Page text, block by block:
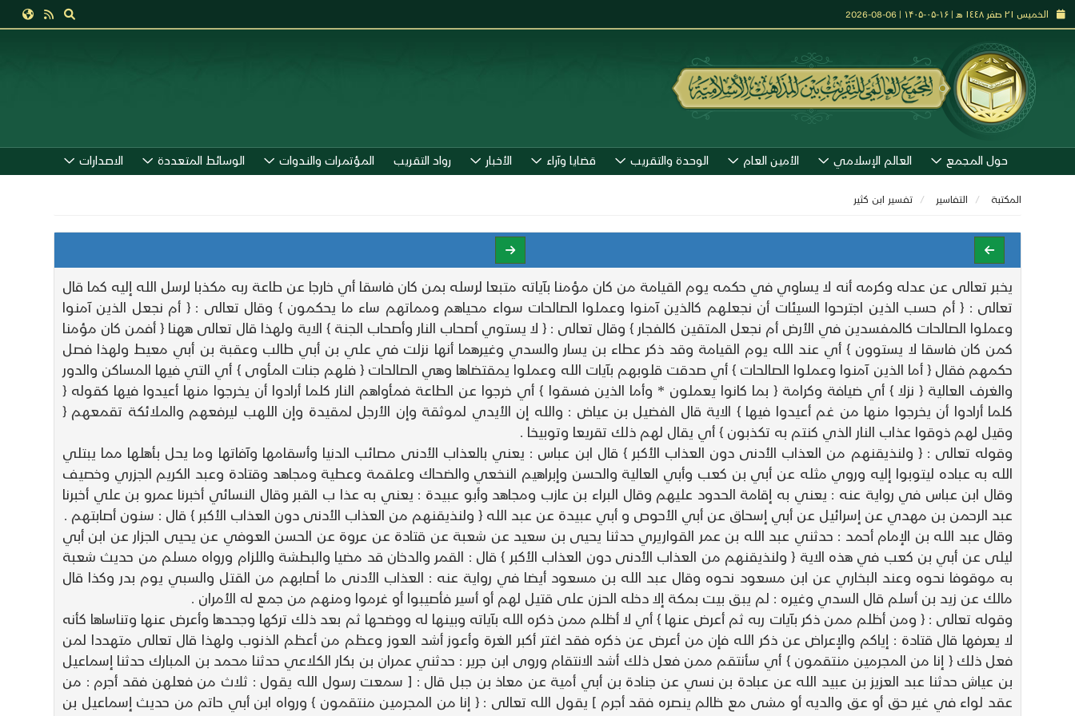
الخميس ٢١ صفر ١٤٤٨ هـ | ۱۶-۰۵-۱۴۰۵ | 06-08-2026
حول المجمع العالم الإسلامي الأمين العام الوحدة والتقريب قضايا وآراء الأخبار رواد التقريب المؤتمرات والندوات الوسائط المتعددة الاصدارات
المكتبة التفاسير تفـسير ابن كثير
يخبر تعالى عن عدله وكرمه أنه لا يساوي في حكمه يوم القيامة من كان مؤمنا بآياته متبعا لرسله بمن كان فاسقا أي خارجا عن طاعة ربه مكذبا لرسل الله إليه كما قال
تعالى : { أم حسب الذين اجترحوا السيئات أن نجعلهم كالذين آمنوا وعملوا الصالحات سواء محياهم ومماتهم ساء ما يحكمون } وقال تعالى : { أم نجعل الذين آمنوا
وعملوا الصالحات كالمفسدين في الأرض أم نجعل المتقين كالفجار } وقال تعالى : { لا يستوي أصحاب النار وأصحاب الجنة } الاية ولهذا قال تعالى ههنا { أفمن كان مؤمنا
كمن كان فاسقا لا يستوون } أي عند الله يوم القيامة وقد ذكر عطاء بن يسار والسدي وغيرهما أنها نزلت في علي بن أبي طالب وعقبة بن أبي معيط ولهذا فصل
حكمهم فقال { أما الذين آمنوا وعملوا الصالحات } أي صدقت قلوبهم بآيات الله وعملوا يمقتضاها وهي الصالحات { فلهم جنات المأوى } أي التي فيها المساكن والدور
والغرف العالية { نزلا } أي ضيافة وكرامة { بما كانوا يعملون * وأما الذين فسقوا } أي خرجوا عن الطاعة فمأواهم النار كلما أرادوا أن يخرجوا منها أعيدوا فيها كقوله {
كلما أرادوا أن يخرجوا منها من غم أعيدوا فيها } الاية قال الفضيل بن عياض : والله إن الأيدي لموثقة وإن الأرجل لمقيدة وإن اللهب ليرفعهم والملائكة تقمعهم {
وقيل لهم ذوقوا عذاب النار الذي كنتم به تكذبون } أي يقال لهم ذلك تقريعا وتوبيخا .
وقوله تعالى : { ولنذيقنهم من العذاب الأدنى دون العذاب الأكبر } قال ابن عباس : يعني بالعذاب الأدنى مصائب الدنيا وأسقامها وآفاتها وما يحل بأهلها مما يبتلي
الله به عباده ليتوبوا إليه وروي مثله عن أبي بن كعب وأبي العالية والحسن وإبراهيم النخعي والضحاك وعلقمة وعطية ومجاهد وقتادة وعبد الكريم الجزري وخصيف
وقال ابن عباس في رواية عنه : يعني به إقامة الحدود عليهم وقال البراء بن عازب ومجاهد وأبو عبيدة : يعني به عذا ب القبر وقال النسائي أخبرنا عمرو بن علي أخبرنا
عبد الرحمن بن مهدي عن إسرائيل عن أبي إسحاق عن أبي الأحوص و أبي عبيدة عن عبد الله { ولنذيقنهم من العذاب الأدنى دون العذاب الأكبر } قال : سنون أصابتهم .
وقال عبد الله بن الإمام أحمد : حدثني عبد الله بن عمر القواريري حدثنا يحيى بن سعيد عن شعبة عن قتادة عن عروة عن الحسن العوفي عن يحيى الجزار عن ابن أبي
ليلى عن أبي بن كعب في هذه الاية { ولنذيقنهم من العذاب الأدنى دون العذاب الأكبر } قال : القمر والدخان قد مضيا والبطشة واللزام ورواه مسلم من حديث شعبة
به موقوفا نحوه وعند البخاري عن ابن مسعود نحوه وقال عبد الله بن مسعود أيضا في رواية عنه : العذاب الأدنى ما أصابهم من القتل والسبي يوم بدر وكذا قال
مالك عن زيد بن أسلم قال السدي وغيره : لم يبق بيت بمكة إلا دخله الحزن على قتيل لهم أو أسير فأصيبوا أو غرموا ومنهم من جمع له الأمران .
وقوله تعالى : { ومن أظلم ممن ذكر بآيات ربه ثم أعرض عنها } أي لا أظلم ممن ذكره الله بآياته وبينها له ووضحها ثم بعد ذلك تركها وجحدها وأعرض عنها وتناساها كأنه
لا يعرفها قال قتادة : إياكم والإعراض عن ذكر الله فإن من أعرض عن ذكره فقد اغتر أكبر الغرة وأعوز أشد العوز وعظم من أعظم الذنوب ولهذا قال تعالى متهددا لمن
فعل ذلك { إنا من المجرمين منتقمون } أي سأنتقم ممن فعل ذلك أشد الانتقام وروى ابن جرير : حدثني عمران بن بكار الكلاعي حدثنا محمد بن المبارك حدثنا إسماعيل
بن عياش حدثنا عبد العزيز بن عبيد الله عن عبادة بن نسي عن جنادة بن أبي أمية عن معاذ بن جبل قال : [ سمعت رسول الله يقول : ثلاث من فعلهن فقد أجرم : من
عقد لواء في غير حق أو عق والديه أو مشى مع ظالم ينصره فقد أجرم ] يقول الله تعالى : { إنا من المجرمين منتقمون } ورواه ابن أبي حاتم من حديث إسماعيل بن